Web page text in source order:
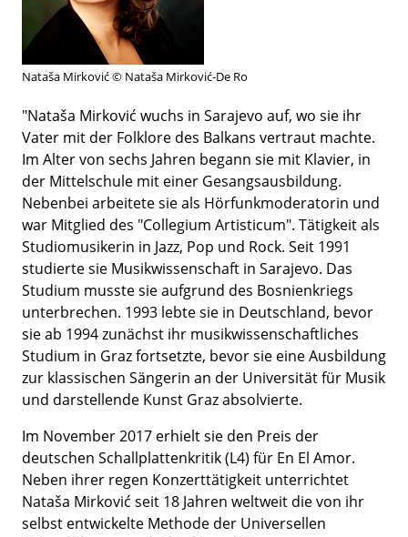
Nataša Mirković © Nataša Mirković-De Ro
"Nataša Mirković wuchs in Sarajevo auf, wo sie ihr
Vater mit der Folklore des Balkans vertraut machte.
Im Alter von sechs Jahren begann sie mit Klavier, in
der Mittelschule mit einer Gesangsausbildung.
Nebenbei arbeitete sie als Hörfunkmoderatorin und
war Mitglied des "Collegium Artisticum". Tätigkeit als
Studiomusikerin in Jazz, Pop und Rock. Seit 1991
studierte sie Musikwissenschaft in Sarajevo. Das
Studium musste sie aufgrund des Bosnienkriegs
unterbrechen. 1993 lebte sie in Deutschland, bevor
sie ab 1994 zunächst ihr musikwissenschaftliches
Studium in Graz fortsetzte, bevor sie eine Ausbildung
zur klassischen Sängerin an der Universität für Musik
und darstellende Kunst Graz absolvierte.
Im November 2017 erhielt sie den Preis der
deutschen Schallplattenkritik (L4) für En El Amor.
Neben ihrer regen Konzerttätigkeit unterrichtet
Nataša Mirković seit 18 Jahren weltweit die von ihr
selbst entwickelte Methode der Universellen